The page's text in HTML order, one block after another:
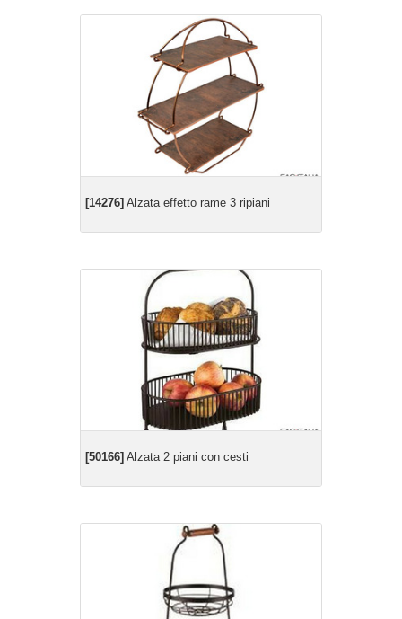
[14276] Alzata effetto rame 3 ripiani
[50166] Alzata 2 piani con cesti